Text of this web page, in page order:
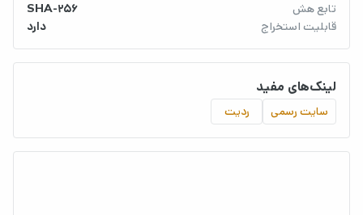
لینک‌های مفید
سایت رسمی ردیت
تابع هش
SHA-256
قابلیت استخراج
دارد